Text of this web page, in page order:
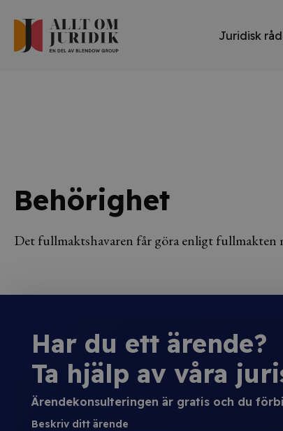
Juridisk
Behörighet
Det fullmaktshavaren får göra enligt fullmakten
Har du ett ärende?
Ta hjälp av våra
Ärendekonsulteringen är gratis och du
Beskriv ditt ärende